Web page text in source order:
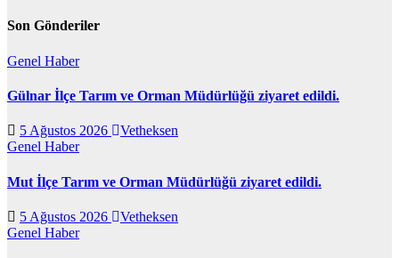
Son Gönderiler
Genel Haber
Gülnar İlçe Tarım ve Orman Müdürlüğü ziyaret edildi.
5 Ağustos 2026
Vetheksen
Genel Haber
Mut İlçe Tarım ve Orman Müdürlüğü ziyaret edildi.
5 Ağustos 2026
Vetheksen
Genel Haber